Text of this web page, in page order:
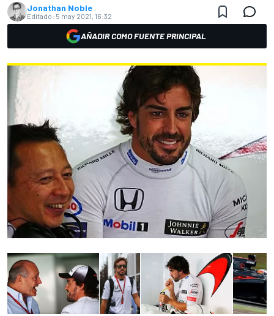
Jonathan Noble
Editado: 5 may 2021, 16:32
AÑADIR COMO FUENTE PRINCIPAL